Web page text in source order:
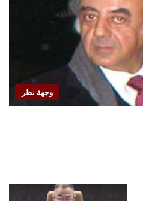
وجهة نظر